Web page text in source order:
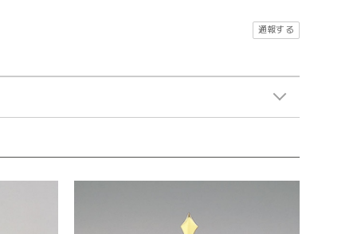
通報する